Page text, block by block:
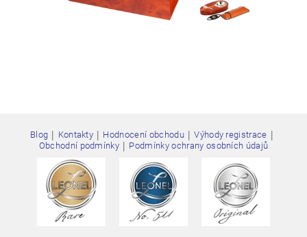
Blog Kontakty Hodnocení obchodu Výhody registrace
Obchodní podmínky Podmínky ochrany osobních údajů